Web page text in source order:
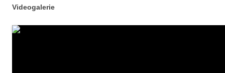
Videogalerie